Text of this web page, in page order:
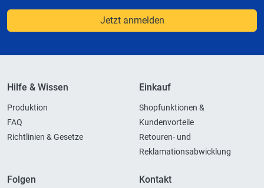
Jetzt anmelden
Hilfe & Wissen
Produktion
FAQ
Richtlinien & Gesetze
Einkauf
Shopfunktionen &
Kundenvorteile
Retouren- und
Reklamationsabwicklung
Folgen Kontakt